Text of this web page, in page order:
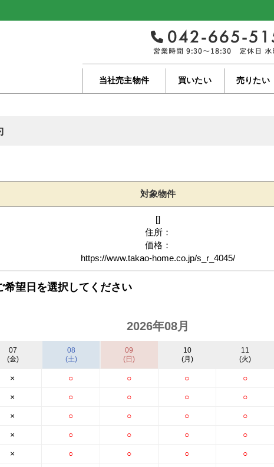
当社売主物件 買いたい 売りたい
対象物件
[]
住所：
価格：
https://www.takao-home.co.jp/s_r_4045/
希望日を選択してください
2026年08月
07
(金)
×
×
×
×
×
08
(土)
○
○
○
○
○
09
(日)
○
○
○
○
○
10
(月)
○
○
○
○
○
11
(火)
○
○
○
○
○